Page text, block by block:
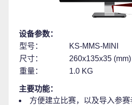
设备参数：
型号：
KS-MMS-MINI
尺寸：
260x135x35 (mm)
重量：
1.0 KG
主要功能：
方便建立比赛，以及导入参赛